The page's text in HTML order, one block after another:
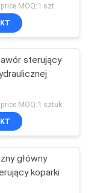
MOQ:1 szt
sterujący
MOQ:1 sztuk
główny
koparki